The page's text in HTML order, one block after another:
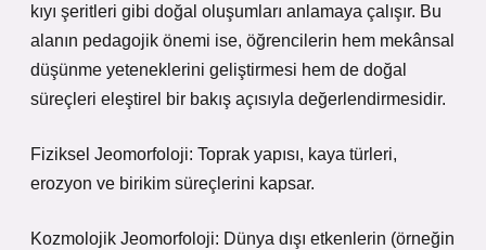
kıyı şeritleri gibi doğal oluşumları anlamaya çalışır. Bu
alanın pedagojik önemi ise, öğrencilerin hem mekânsal
düşünme yeteneklerini geliştirmesi hem de doğal
süreçleri eleştirel bir bakış açısıyla değerlendirmesidir.
Fiziksel Jeomorfoloji: Toprak yapısı, kaya türleri,
erozyon ve birikim süreçlerini kapsar.
Kozmolojik Jeomorfoloji: Dünya dışı etkenlerin (örneğin